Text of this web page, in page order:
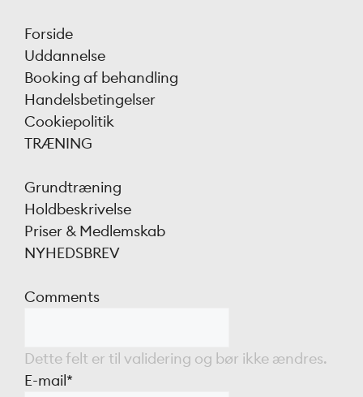
Forside
Uddannelse
Booking af behandling
Handelsbetingelser
Cookiepolitik
TRÆNING
Grundtræning
Holdbeskrivelse
Priser & Medlemskab
NYHEDSBREV
Comments
Dette felt er til validering og bør ikke ændres.
E-mail*